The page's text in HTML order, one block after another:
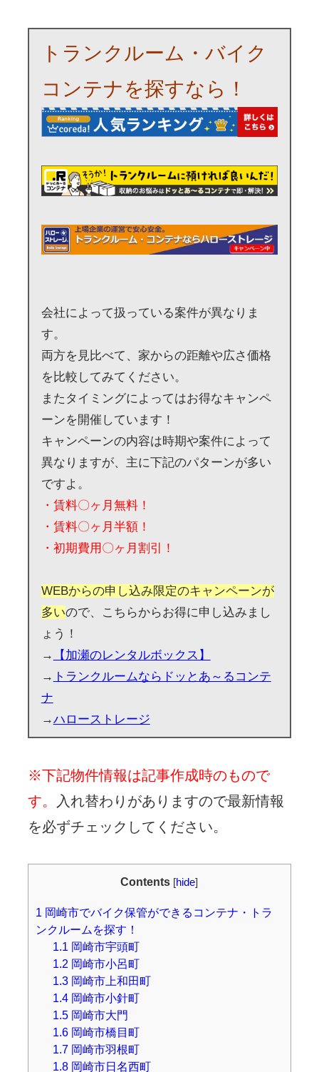
トランクルーム・バイク
コンテナを探すなら！
会社によって扱っている案件が異なりま
す。
両方を見比べて、家からの距離や広さ価格
を比較してみてください。
またタイミングによってはお得なキャンペ
ーンを開催しています！
キャンペーンの内容は時期や案件によって
異なりますが、主に下記のパターンが多い
ですよ。
・賃料〇ヶ月無料！
・賃料〇ヶ月半額！
・初期費用〇ヶ月割引！
WEBからの申し込み限定のキャンペーンが
多いので、こちらからお得に申し込みまし
ょう！
→
【加瀬のレンタルボックス】
→ トランクルームならドッとあ～るコンテ
ナ
→ハローストレージ
※下記物件情報は記事作成時のもので
す。
入れ替わりがありますので最新情報
を必ずチェックしてください。
Contents [hide]
1 岡崎市でバイク保管ができるコンテナ・トラ
ンクルームを探す！
1.1 岡崎市宇頭町
1.2 岡崎市小呂町
1.3岡崎市上和田町
1.4岡崎市小針町
1.5岡崎市大門
1.6岡崎市橋目町
1.7岡崎市羽根町
1.8岡崎市日名西町